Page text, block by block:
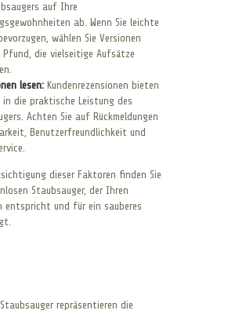
auf Ihre
ab. Wenn Sie leichte
wählen Sie Versionen
die vielseitige Aufsätze
lesen: Kundenrezensionen bieten
in die praktische Leistung des
Achten Sie auf Rückmeldungen
Benutzerfreundlichkeit und
dieser Faktoren finden Sie
Staubsauger, der Ihren
entspricht und für ein sauberes
repräsentieren die